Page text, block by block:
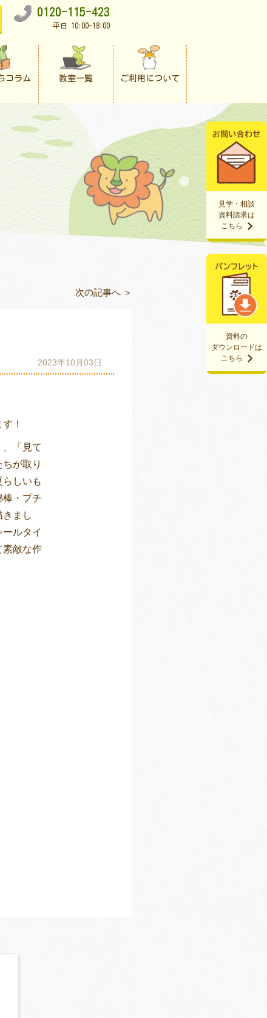
0120-115-423
平日 10:00-18:00
コラム 教室一覧 ご利用について
資料の
ダウンロードは
こちら
見学・相談
資料請求は
こちら
次の記事へ ＞
2023年10月03日
！
「見て
が取り
しいも
棒・プチ
まし
ルタイ
素敵な作